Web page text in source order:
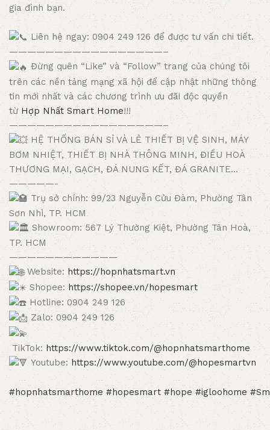
gia đình bạn.
Liên hệ ngay: 0904 249 126 để được tư vấn chi tiết.
—————————————————–
Đừng quên “Like” và “Follow” trang của chúng tôi
trên các nền tảng mạng xã hội để cập nhật những thông
tin mới nhất và các chương trình ưu đãi độc quyền
từ Hợp Nhất Smart Home!!!
—————————————————–
HỆ THỐNG BÁN SỈ VÀ LẺ THIẾT BỊ VỆ SINH, MÁY
BƠM NHIỆT, THIẾT BỊ NHÀ THÔNG MINH, ĐIỀU HOÀ
THƯƠNG MẠI, GẠCH, ĐÁ NUNG KẾT, ĐÁ GRANITE…
—————-
Trụ sở chính: 99/23 Nguyễn Cửu Đàm, Phường Tân
Sơn Nhì, TP. HCM
Showroom: 567 Lý Thường Kiệt, Phường Tân Hoà,
TP. HCM
————————————
Website: https://hopnhatsmart.vn
Shopee: https://shopee.vn/hopesmart
Hotline: 0904 249 126
Zalo: 0904 249 126
TikTok:https://www.tiktok.com/@hopnhatsmarthome
Youtube:https://www.youtube.com/@hopesmartvn
#hopnhatsmarthome #hopesmart #hope #igloohome